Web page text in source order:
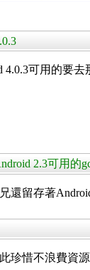
4.0.3可用的要去
2.3可用的
還留存著
珍惜不浪費資